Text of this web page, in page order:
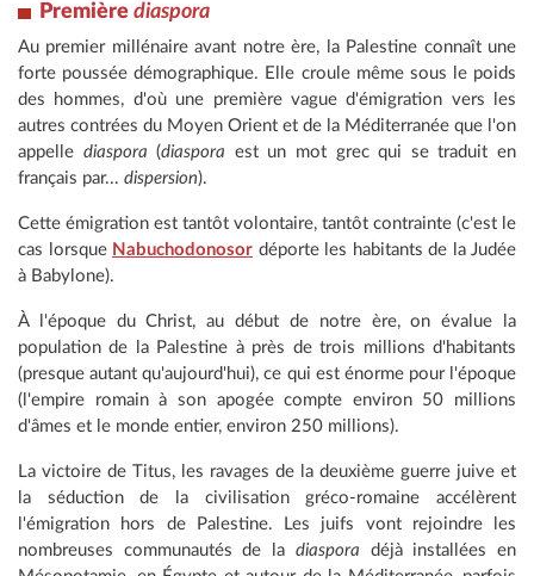
Première diaspora
Au premier millénaire avant notre ère, la Palestine connaît une
forte poussée démographique. Elle croule même sous le poids
des hommes, d'où une première vague d'émigration vers les
autres contrées du Moyen Orient et de la Méditerranée que l'on
appelle diaspora (diaspora est un mot grec qui se traduit en
français par... dispersion).
Cette émigration est tantôt volontaire, tantôt contrainte (c'est le
cas lorsque Nabuchodonosor déporte les habitants de la Judée
à Babylone).
À l'époque du Christ, au début de notre ère, on évalue la
population de la Palestine à près de trois millions d'habitants
(presque autant qu'aujourd'hui), ce qui est énorme pour l'époque
(l'empire romain à son apogée compte environ 50 millions
d'âmes et le monde entier, environ 250 millions).
La victoire de Titus, les ravages de la deuxième guerre juive et
la séduction de la civilisation gréco-romaine accélèrent
l'émigration hors de Palestine. Les juifs vont rejoindre les
nombreuses communautés de la diaspora déjà installées en